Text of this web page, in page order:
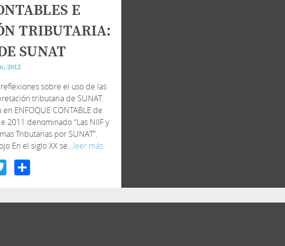
E
TRIBUTARIA:
SUNAT
2012
sobre el uso de las
tributaria de SUNAT.
ENFOQUE CONTABLE de
2011 denominado “Las NIIF y
Tributarias por SUNAT”.
En el siglo XX se…leer más
Twitter